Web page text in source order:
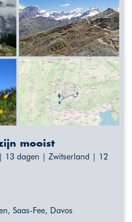
mooist
13 dagen | Zwitserland | 12
Saas-Fee, Davos